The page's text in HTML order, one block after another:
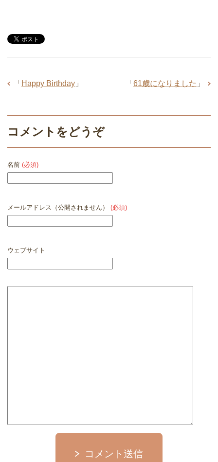
「 61歳になりました 」
「 Happy Birthday 」
コメントをどうぞ
名前 (必須)
メールアドレス（公開されません） (必須)
ウェブサイト
コメント送信